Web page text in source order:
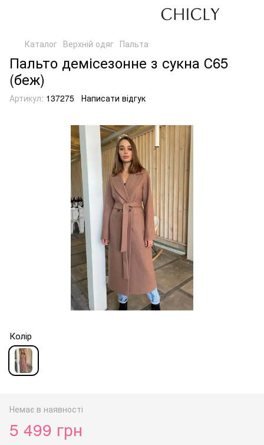
Каталог Верхній одяг Пальта
Пальто демісезонне з сукна С65
(беж)
Артикул: 137275 Написати відгук
Колір
Немає в наявності
5 499 грн